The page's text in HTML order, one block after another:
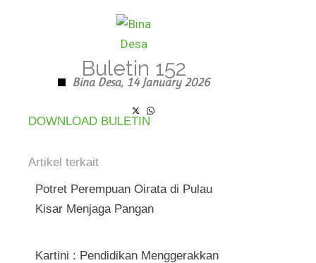
Buletin 152
Bina Desa, 14 January 2026
DOWNLOAD BULETIN
Artikel terkait
Potret Perempuan Oirata di Pulau
Kisar Menjaga Pangan
Kartini : Pendidikan Menggerakkan